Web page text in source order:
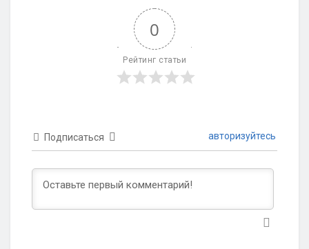
0
Рейтинг статьи
Подписаться авторизуйтесь